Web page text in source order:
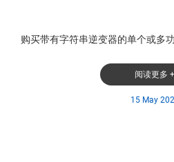
购买带有字符串逆变器的单个或多
阅读更多 +
15 May